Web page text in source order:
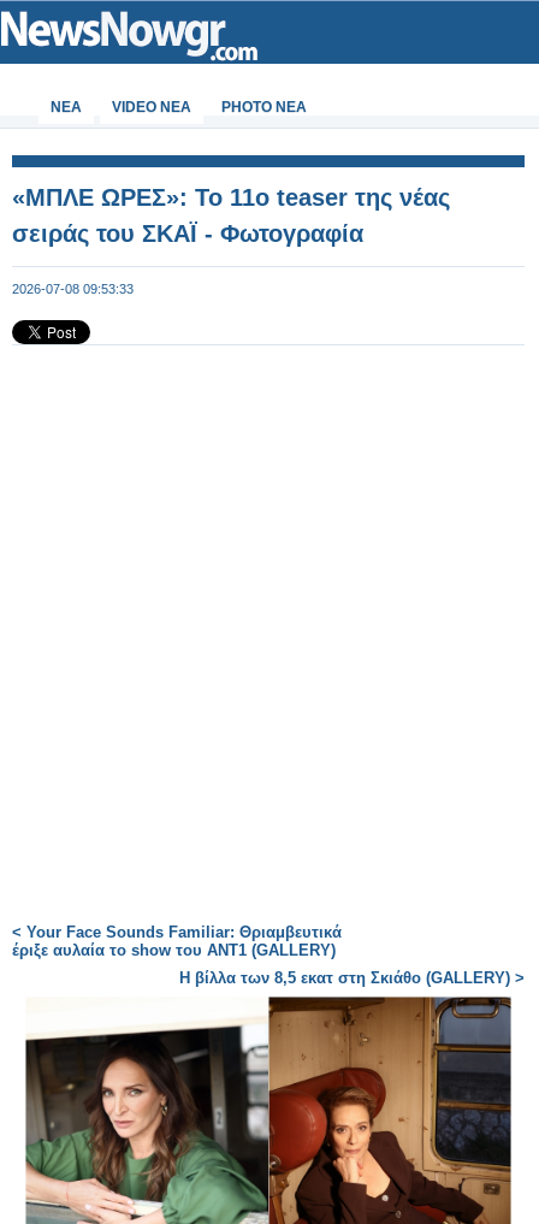
ΝΕΑ VIDEO NEA PHOTO NEA
«ΜΠΛΕ ΩΡΕΣ»: Το 11ο teaser της νέας
σειράς του ΣΚΑΪ - Φωτογραφία
2026-07-08 09:53:33
< Your Face Sounds Familiar: Θριαμβευτικά
έριξε αυλαία το show του ΑΝΤ1 (GALLERY)
Η βίλλα των 8,5 εκατ στη Σκιάθο (GALLERY) >